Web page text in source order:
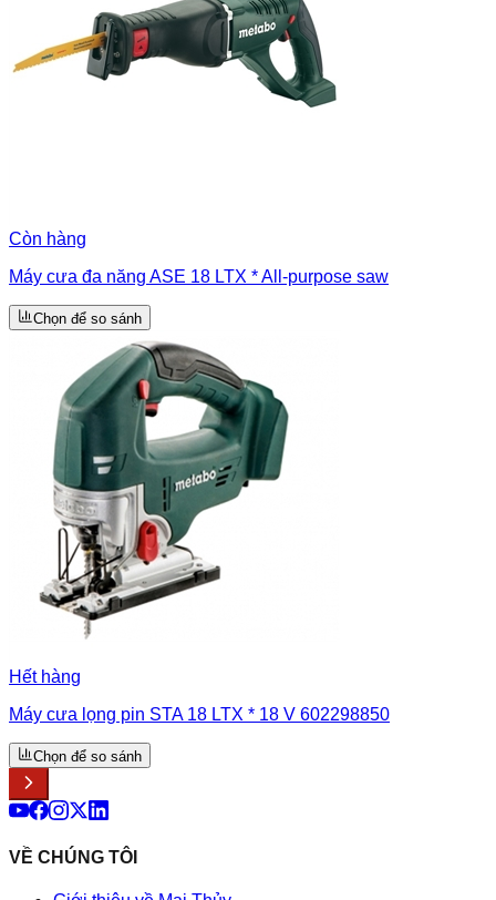
Còn hàng
Máy cưa đa năng ASE 18 LTX * All-purpose saw
Chọn để so sánh
Hết hàng
Máy cưa lọng pin STA 18 LTX * 18 V 602298850
Chọn để so sánh
VỀ CHÚNG TÔI